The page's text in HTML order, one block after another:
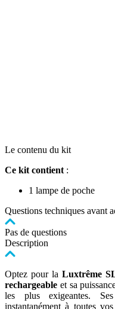
Le contenu du kit
Ce kit contient :
1 lampe de poche
Questions techniques avant
Pas de questions
Description
Optez pour la Luxtrême
rechargeable et sa
les plus exigeantes. Ses
instantanément à toutes